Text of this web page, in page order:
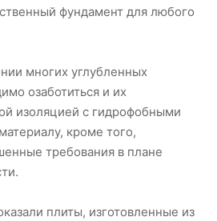
фундамент для любого
многих углубленных
озаботиться и их
изоляцией с гидрофобными
кроме того,
требования в плане
плиты, изготовленные из